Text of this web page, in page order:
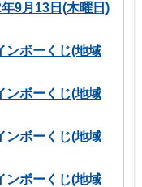
9月13日(木曜日)
ンボーくじ(地域
ンボーくじ(地域
ンボーくじ(地域
ンボーくじ(地域